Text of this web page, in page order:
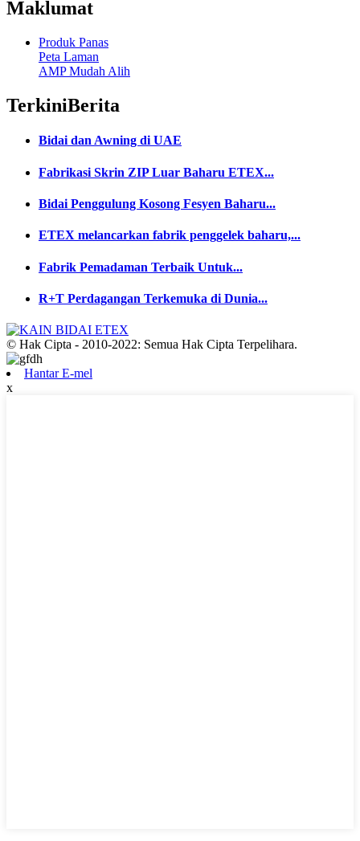
Maklumat
Produk Panas
Peta Laman
AMP Mudah Alih
TerkiniBerita
Bidai dan Awning di UAE
Fabrikasi Skrin ZIP Luar Baharu ETEX...
Bidai Penggulung Kosong Fesyen Baharu...
ETEX melancarkan fabrik penggelek baharu,...
Fabrik Pemadaman Terbaik Untuk...
R+T Perdagangan Terkemuka di Dunia...
© Hak Cipta - 2010-2022: Semua Hak Cipta Terpelihara.
Hantar E-mel
x